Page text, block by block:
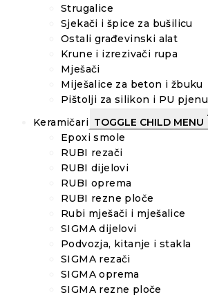
Strugalice
Sjekači i špice za bušilicu
Ostali građevinski alat
Krune i izrezivači rupa
Mješači
Miješalice za beton i žbuku
Pištolji za silikon i PU pjenu
Keramičari TOGGLE CHILD MENU
Epoxi smole
RUBI rezači
RUBI dijelovi
RUBI oprema
RUBI rezne ploče
Rubi mješači i mješalice
SIGMA dijelovi
Podvozja, kitanje i stakla
SIGMA rezači
SIGMA oprema
SIGMA rezne ploče